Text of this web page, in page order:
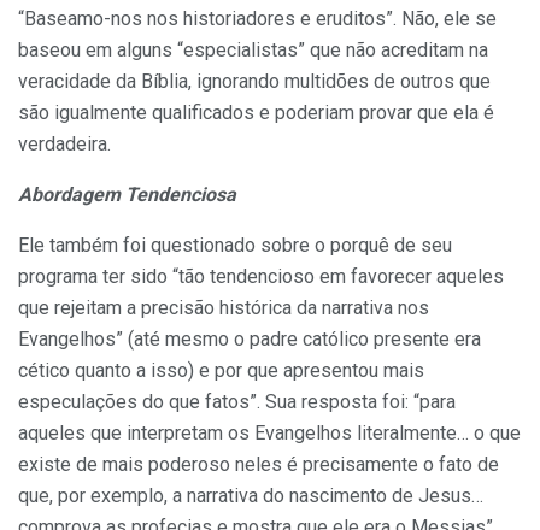
“Baseamo-nos nos historiadores e eruditos”. Não, ele se
baseou em alguns “especialistas” que não acreditam na
veracidade da Bíblia, ignorando multidões de outros que
são igualmente qualificados e poderiam provar que ela é
verdadeira.
Abordagem Tendenciosa
Ele também foi questionado sobre o porquê de seu
programa ter sido “tão tendencioso em favorecer aqueles
que rejeitam a precisão histórica da narrativa nos
Evangelhos” (até mesmo o padre católico presente era
cético quanto a isso) e por que apresentou mais
especulações do que fatos”. Sua resposta foi: “para
aqueles que interpretam os Evangelhos literalmente… o que
existe de mais poderoso neles é precisamente o fato de
que, por exemplo, a narrativa do nascimento de Jesus…